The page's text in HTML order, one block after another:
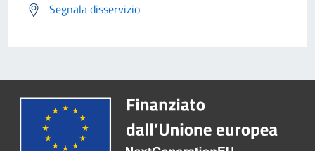
Segnala disservizio